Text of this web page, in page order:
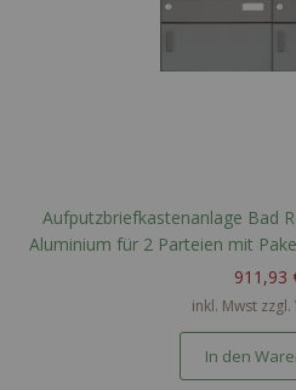
Aufputzbriefkastenanlage Bad
Aluminium für 2 Parteien mit
nach
911,93
inkl. Mwst zzgl.
In den